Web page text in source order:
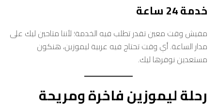
خدمة 24 ساعة
مفيش وقت معين تقدر تطلب فيه الخدمة؛ لأننا متاحين ليك على
مدار الساعة. أي وقت تحتاج فيه عربية ليموزين، هنكون
مستعدين نوفرها ليك.
رحلة ليموزين فاخرة ومريحة